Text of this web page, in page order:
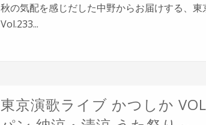
秋の気配を感じだした中野からお届けする、
Vol.233...
東京演歌ライブ かつしか